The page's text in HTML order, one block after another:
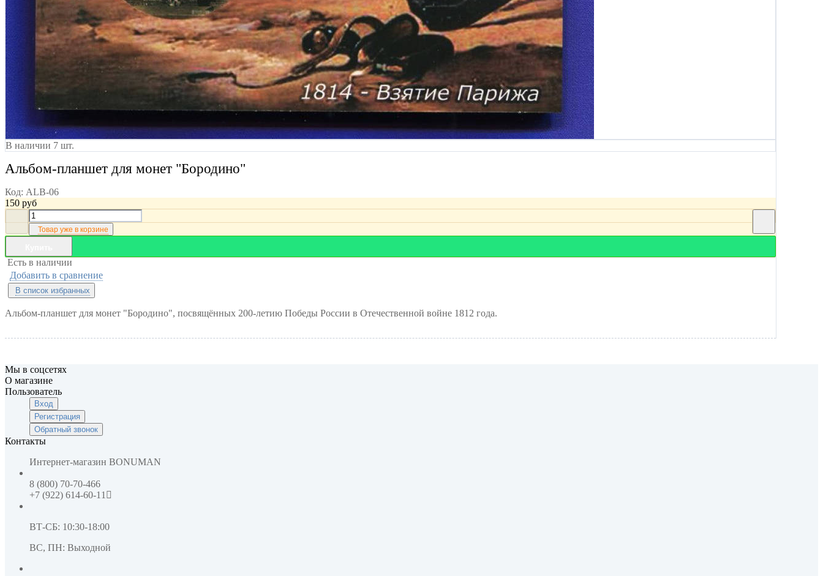
В наличии 7 шт.
Альбом-планшет для монет "Бородино"
Код: ALB-06
150 руб
Товар уже в корзине
Есть в наличии
Добавить в сравнение
В список избранных
Альбом-планшет для монет "Бородино", посвящённых 200-летию Победы России в Отечественной войне 1812 года.
Мы в соцсетях
О магазине
Пользователь
Вход
Регистрация
Обратный звонок
Контакты
Интернет-магазин BONUMAN
8 (800) 70-70-466
+7 (922) 614-60-11
ВТ-СБ: 10:30-18:00
ВС, ПН: Выходной